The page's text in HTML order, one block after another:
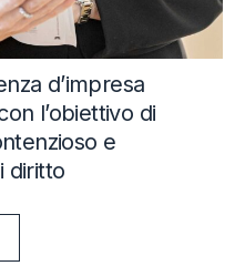
dʼimpresa
lʼobiettivo di
e
diritto